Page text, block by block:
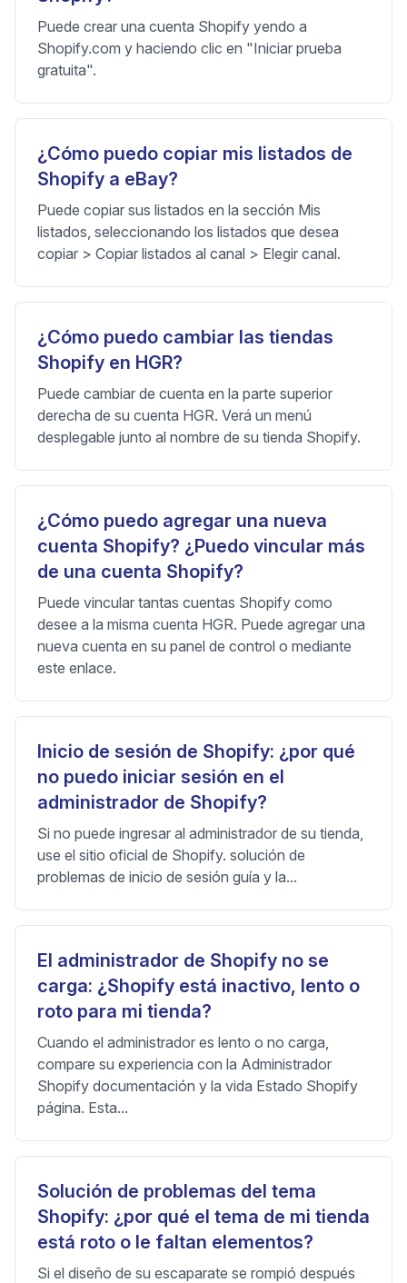
Puede crear una cuenta Shopify yendo a
Shopify.com y haciendo clic en "Iniciar prueba
gratuita".
¿Cómo puedo copiar mis listados de
Shopify a eBay?
Puede copiar sus listados en la sección Mis
listados, seleccionando los listados que desea
copiar > Copiar listados al canal > Elegir canal.
¿Cómo puedo cambiar las tiendas
Shopify en HGR?
Puede cambiar de cuenta en la parte superior
derecha de su cuenta HGR. Verá un menú
desplegable junto al nombre de su tienda Shopify.
¿Cómo puedo agregar una nueva
cuenta Shopify? ¿Puedo vincular más
de una cuenta Shopify?
Puede vincular tantas cuentas Shopify como
desee a la misma cuenta HGR. Puede agregar una
nueva cuenta en su panel de control o mediante
este enlace.
Inicio de sesión de Shopify: ¿por qué
no puedo iniciar sesión en el
administrador de Shopify?
Si no puede ingresar al administrador de su tienda,
use el sitio oficial de Shopify. solución de
problemas de inicio de sesión guía y la...
El administrador de Shopify no se
carga: ¿Shopify está inactivo, lento o
roto para mi tienda?
Cuando el administrador es lento o no carga,
compare su experiencia con la Administrador
Shopify documentación y la vida Estado Shopify
página. Esta...
Solución de problemas del tema
Shopify: ¿por qué el tema de mi tienda
está roto o le faltan elementos?
Si el diseño de su escaparate se rompió después